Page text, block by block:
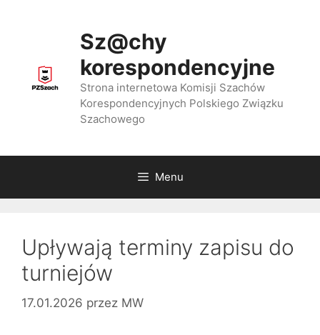
Sz@chy
korespondencyjne
Strona internetowa Komisji Szachów
Korespondencyjnych Polskiego Związku
Szachowego
Menu
Upływają terminy zapisu do
turniejów
17.01.2026 przez MW